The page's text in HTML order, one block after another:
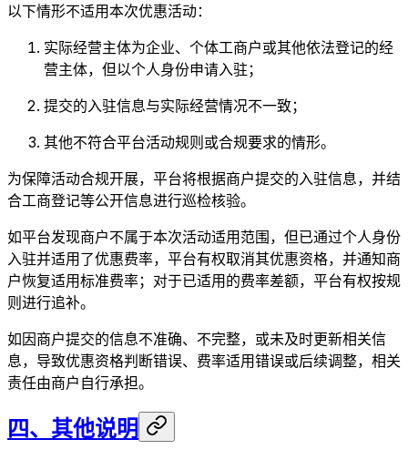
以下情形不适用本次优惠活动：
实际经营主体为企业、个体工商户或其他依法登记的经
营主体，但以个人身份申请入驻；
提交的入驻信息与实际经营情况不一致；
其他不符合平台活动规则或合规要求的情形。
为保障活动合规开展，平台将根据商户提交的入驻信息，并结
合工商登记等公开信息进行巡检核验。
如平台发现商户不属于本次活动适用范围，但已通过个人身份
入驻并适用了优惠费率，平台有权取消其优惠资格，并通知商
户恢复适用标准费率；对于已适用的费率差额，平台有权按规
则进行追补。
如因商户提交的信息不准确、不完整，或未及时更新相关信
息，导致优惠资格判断错误、费率适用错误或后续调整，相关
责任由商户自行承担。
四、其他说明